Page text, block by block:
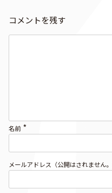
コメントを残す
名前 *
メールアドレス（公開はされません。